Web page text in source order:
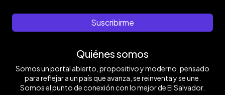
Suscribirme
Quiénes somos
Somos un portal abierto, propositivo y moderno, pensado
para reflejar a un país que avanza, se reinventa y se une.
Somos el punto de conexión con lo mejor de El Salvador.